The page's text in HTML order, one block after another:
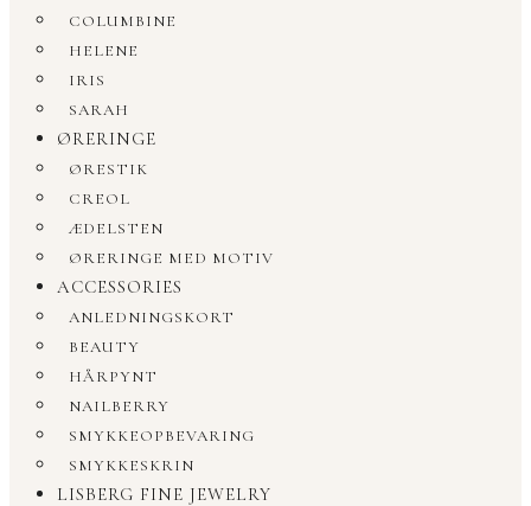
COLUMBINE
HELENE
IRIS
SARAH
ØRERINGE
ØRESTIK
CREOL
ÆDELSTEN
ØRERINGE MED MOTIV
ACCESSORIES
ANLEDNINGSKORT
BEAUTY
HÅRPYNT
NAILBERRY
SMYKKEOPBEVARING
SMYKKESKRIN
LISBERG FINE JEWELRY